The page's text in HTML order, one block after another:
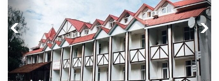
Previous Next